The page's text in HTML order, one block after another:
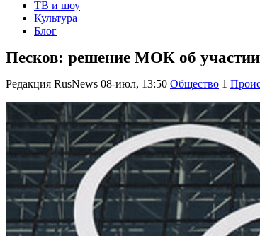
ТВ и шоу
Культура
Блог
Песков: решение МОК об
Редакция RusNews 08-июл, 13:50 Общество 1